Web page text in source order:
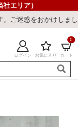
エリア）
て誠に申し訳ござい
ログイン お気に入り カート
0
録